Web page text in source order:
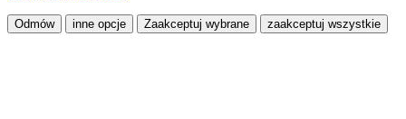
Odmów inne opcje Zaakceptuj wybrane zaakceptuj wszystkie